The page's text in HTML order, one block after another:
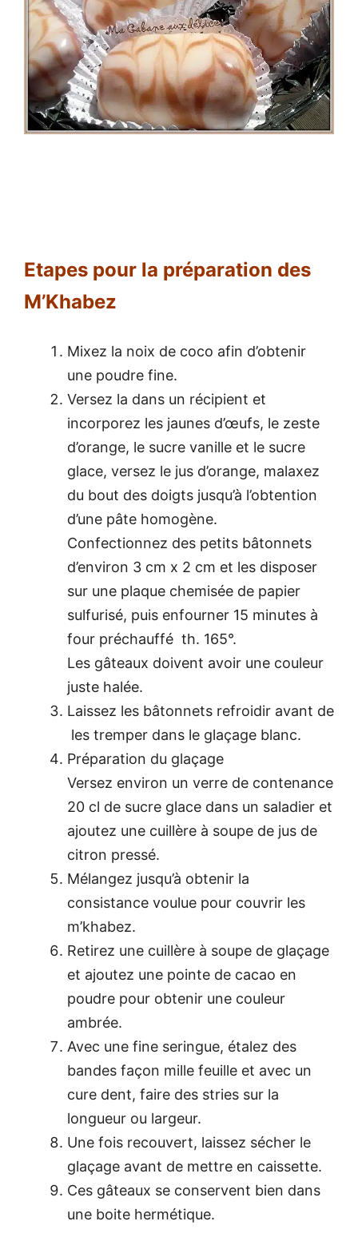
Etapes pour la préparation des
M’Khabez
Mixez la noix de coco afin d’obtenir
une poudre fine.
Versez la dans un récipient et
incorporez les jaunes d’œufs, le zeste
d’orange, le sucre vanille et le sucre
glace, versez le jus d’orange, malaxez
du bout des doigts jusqu’à l’obtention
d’une pâte homogène.
Confectionnez des petits bâtonnets
d’environ 3 cm x 2 cm et les disposer
sur une plaque chemisée de papier
sulfurisé, puis enfourner 15 minutes à
four préchauffé th. 165°.
Les gâteaux doivent avoir une couleur
juste halée.
Laissez les bâtonnets refroidir avant de
les tremper dans le glaçage blanc.
Préparation du glaçage
Versez environ un verre de contenance
20 cl de sucre glace dans un saladier et
ajoutez une cuillère à soupe de jus de
citron pressé.
Mélangez jusqu’à obtenir la
consistance voulue pour couvrir les
m’khabez.
Retirez une cuillère à soupe de glaçage
et ajoutez une pointe de cacao en
poudre pour obtenir une couleur
ambrée.
Avec une fine seringue, étalez des
bandes façon mille feuille et avec un
cure dent, faire des stries sur la
longueur ou largeur.
Une fois recouvert, laissez sécher le
glaçage avant de mettre en caissette.
Ces gâteaux se conservent bien dans
une boite hermétique.